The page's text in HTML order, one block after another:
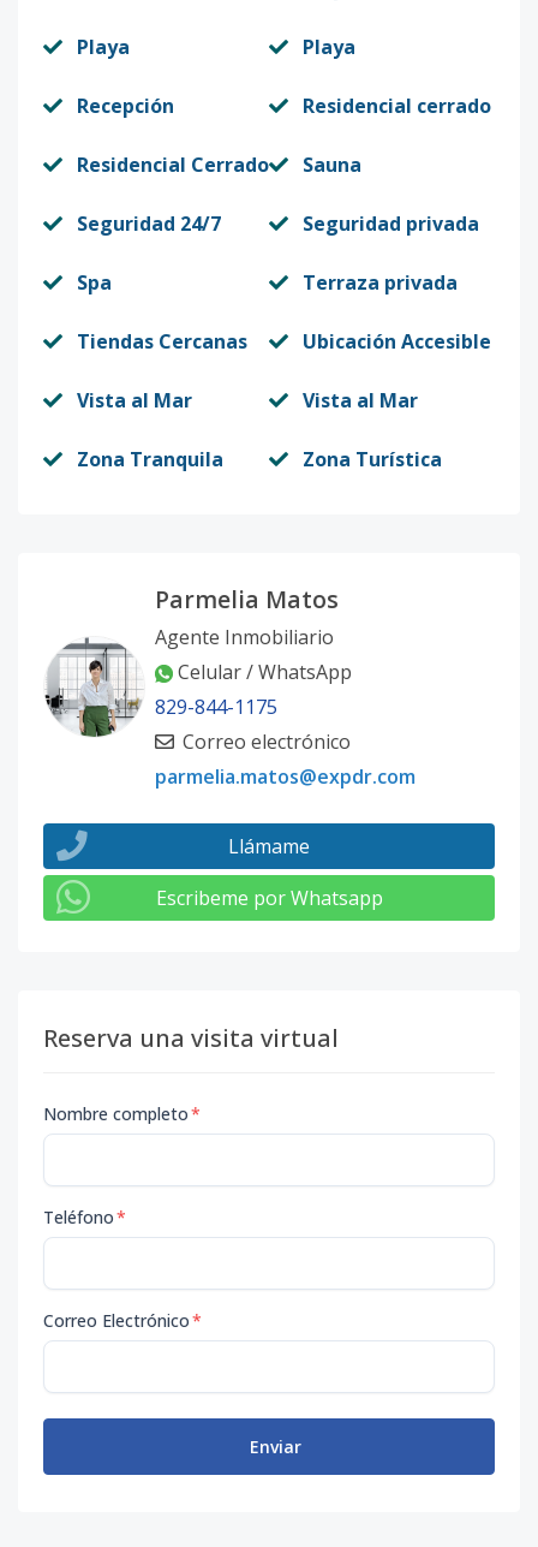
Playa Playa
Recepción Residencial cerrado
Residencial Cerrado Sauna
Seguridad 24/7 Seguridad privada
Spa Terraza privada
Tiendas Cercanas Ubicación Accesible
Vista al Mar Vista al Mar
Zona Tranquila Zona Turística
Parmelia Matos
Agente Inmobiliario
Celular / WhatsApp
829-844-1175
Correo electrónico
parmelia.matos@expdr.com
Llámame
Escribeme por Whatsapp
Reserva una visita virtual
Nombre completo*
Teléfono*
Correo Electrónico*
Enviar